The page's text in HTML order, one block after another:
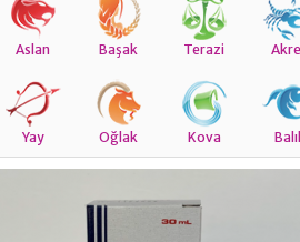
Aslan Başak Terazi
Yay Oğlak Kova